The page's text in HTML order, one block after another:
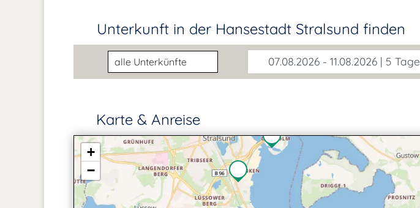
Unterkunft in der Hansestadt Stralsund finden
Unterkunftsart 07.08.2026 - 11.08.2026 | 5 Tage
Karte & Anreise
+
−